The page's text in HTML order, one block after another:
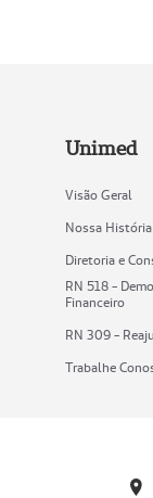
Unimed
Visão Geral
Nossa História
Diretoria e
RN 518 -
Financeiro
RN 309 -
Trabalhe